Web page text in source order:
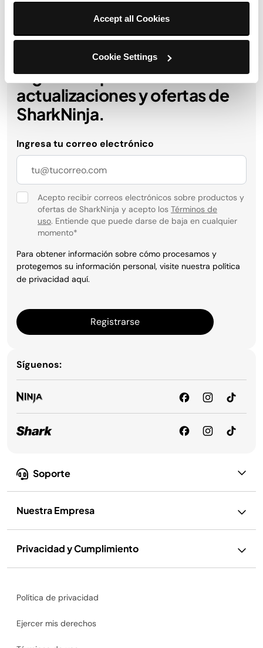
Accept all Cookies
Cookie Settings
Soporte
Nuestra Empresa
Privacidad y Cumplimiento
Obtén 10 % de descuento al
registrarte para recibir
actualizaciones y ofertas de
SharkNinja.
Ingresa tu correo electrónico
Acepto recibir correos electrónicos sobre productos y
ofertas de SharkNinja y acepto los Términos de
uso. Entiende que puede darse de baja en cualquier
momento*
Para obtener información sobre cómo procesamos y
protegemos su información personal, visite nuestra política
de privacidad aquí.
Registrarse
Síguenos:
Política de privacidad
Ejercer mis derechos